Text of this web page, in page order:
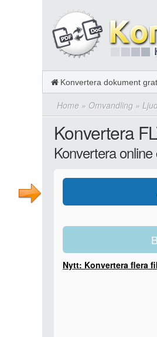
Konvertera dokument
Home » Omvandling »
Konvertera
Konvertera
Nytt: Konvertera flera